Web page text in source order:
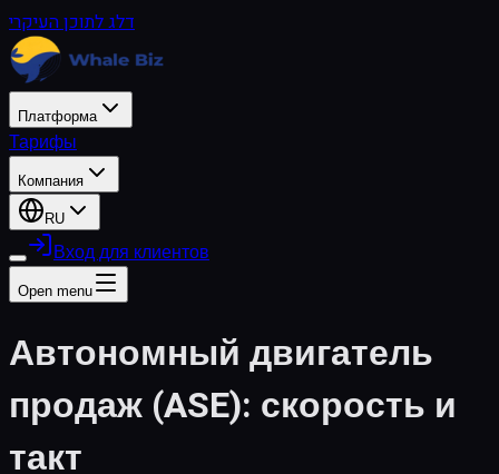
דלג לתוכן העיקרי
Платформа
Тарифы
Компания
RU
Вход для клиентов
Open menu
Автономный двигатель
продаж (ASE): скорость и
такт